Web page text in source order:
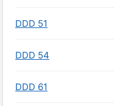
DDD 51
DDD 54
DDD 61